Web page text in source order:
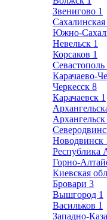
Звенигово 1
Сахалинская
Южно-
Невельск 1
Корсаков 1
Севастополь
Карачаево-
Черкесск 8
Карачаевск 1
Архангельск
Новодвинск
Республика
Горно-
Киевская
Бровари 3
Вышгород 1
Васильков 1
Западно-